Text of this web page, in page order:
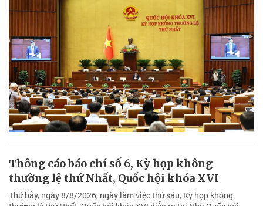
Thông cáo báo chí số 6, Kỳ họp không
thường lệ thứ Nhất, Quốc hội khóa XVI
Thứ bảy, ngày 8/8/2026, ngày làm việc thứ sáu, Kỳ họp không